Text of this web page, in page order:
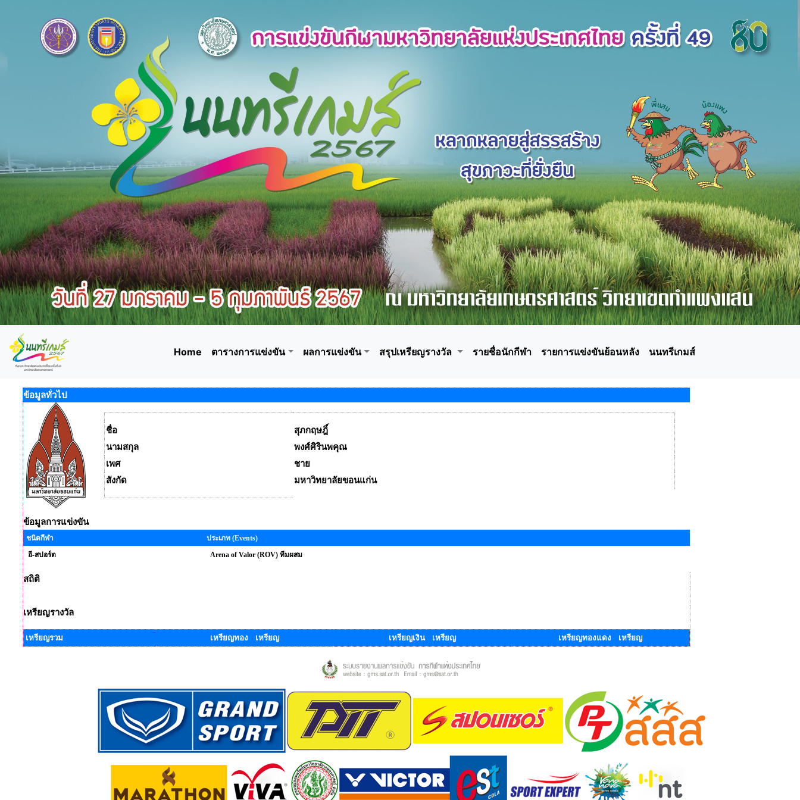
Home ตารางการแข่งขัน ผลการแข่งขัน สรุปเหรียญรางวัล รายชื่อนักกีฬา รายการแข่งขันย้อนหลัง นนทรีเกมส์
ข้อมูลทั่วไป
ชื่อ
สุภกฤษฎิ์
นามสกุล
พงศ์ศิรินพคุณ
เพศ
ชาย
สังกัด
มหาวิทยาลัยขอนแก่น
ข้อมูลการแข่งขัน
ชนิดกีฬา
ประเภท (Events)
อี-สปอร์ต
Arena of Valor (ROV) ทีมผสม
สถิติ
เหรียญรางวัล
เหรียญรวม เหรียญทอง เหรียญ เหรียญเงิน เหรียญ เหรียญทองแดง เหรียญ